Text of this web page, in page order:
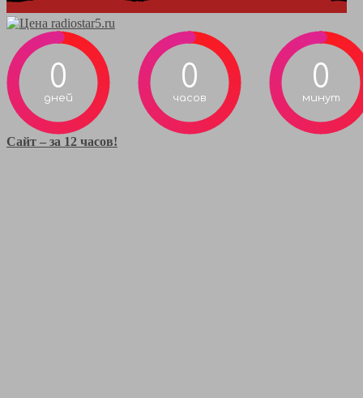
0
дней
0
часов
0
минут
Сайт – за 12 часов!